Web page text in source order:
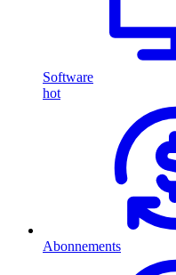
Software
hot
Abonnements